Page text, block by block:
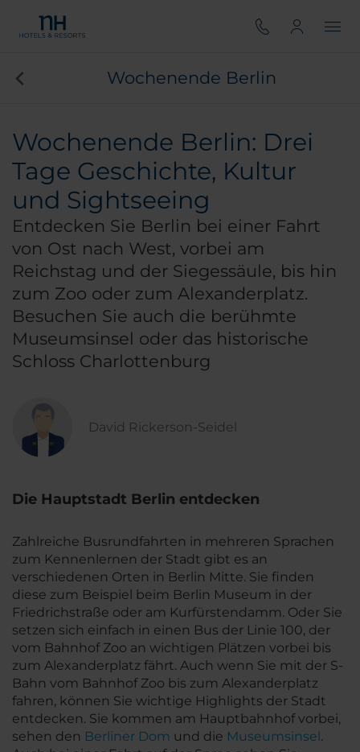
Wochenende Berlin
Wochenende Berlin: Drei
Tage Geschichte, Kultur
und Sightseeing
Entdecken Sie Berlin bei einer Fahrt
von Ost nach West, vorbei am
Reichstag und der Siegessäule, bis hin
zum Zoo oder zum Alexanderplatz.
Besuchen Sie auch die berühmte
Museumsinsel oder das historische
Schloss Charlottenburg
David Rickerson-Seidel
Die Hauptstadt Berlin entdecken
Zahlreiche Busrundfahrten in mehreren Sprachen
zum Kennenlernen der Stadt gibt es an
verschiedenen Orten in Berlin Mitte. Sie finden
diese zum Beispiel beim Berlin Museum in der
Friedrichstraße oder am Kurfürstendamm. Oder Sie
setzen sich einfach in einen Bus der Linie 100, der
vom Bahnhof Zoo an wichtigen Plätzen vorbei bis
zum Alexanderplatz fährt. Auch wenn Sie mit der S-
Bahn vom Bahnhof Zoo bis zum Alexanderplatz
fahren, können Sie wichtige Highlights der Stadt
entdecken. Sie kommen am Hauptbahnhof vorbei,
sehen den Berliner Dom und die Museumsinsel.